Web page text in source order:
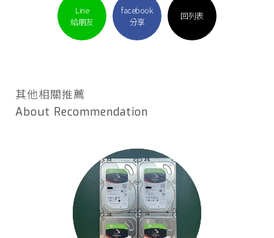
Line
給朋友
facebook
分享
回列表
其他相關推薦
About Recommendation